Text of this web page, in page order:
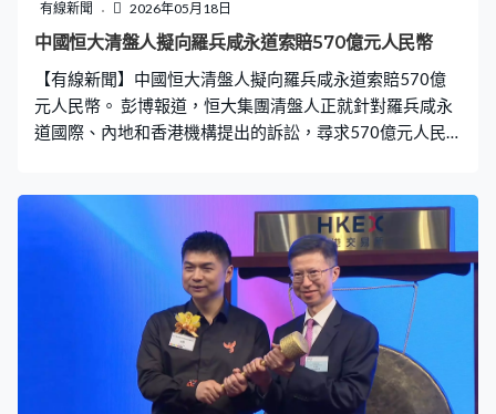
有線新聞 2026年05月18日
中國恒大清盤人擬向羅兵咸永道索賠570億元人民幣
【有線新聞】中國恒大清盤人擬向羅兵咸永道索賠570億
元人民幣。 彭博報道，恒大集團清盤人正就針對羅兵咸永
道國際、內地和香港機構提出的訴訟，尋求570億元人民
「疏忽」和「虛假陳述」，該訴訟最初針對羅兵咸永道在
內地及香港的關聯實體，隨後清盤人將羅兵咸永道國際亦